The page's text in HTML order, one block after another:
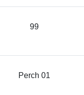
99
Perch 01